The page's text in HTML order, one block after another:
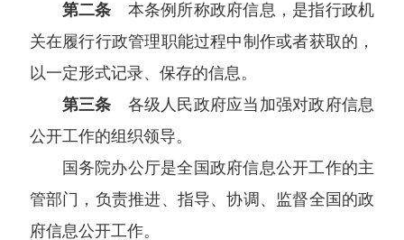
第二条 本条例所称政府信息，是指行政机
关在履行行政管理职能过程中制作或者获取的，
以一定形式记录、保存的信息。
第三条 各级人民政府应当加强对政府信息
公开工作的组织领导。
国务院办公厅是全国政府信息公开工作的主
管部门，负责推进、指导、协调、监督全国的政
府信息公开工作。